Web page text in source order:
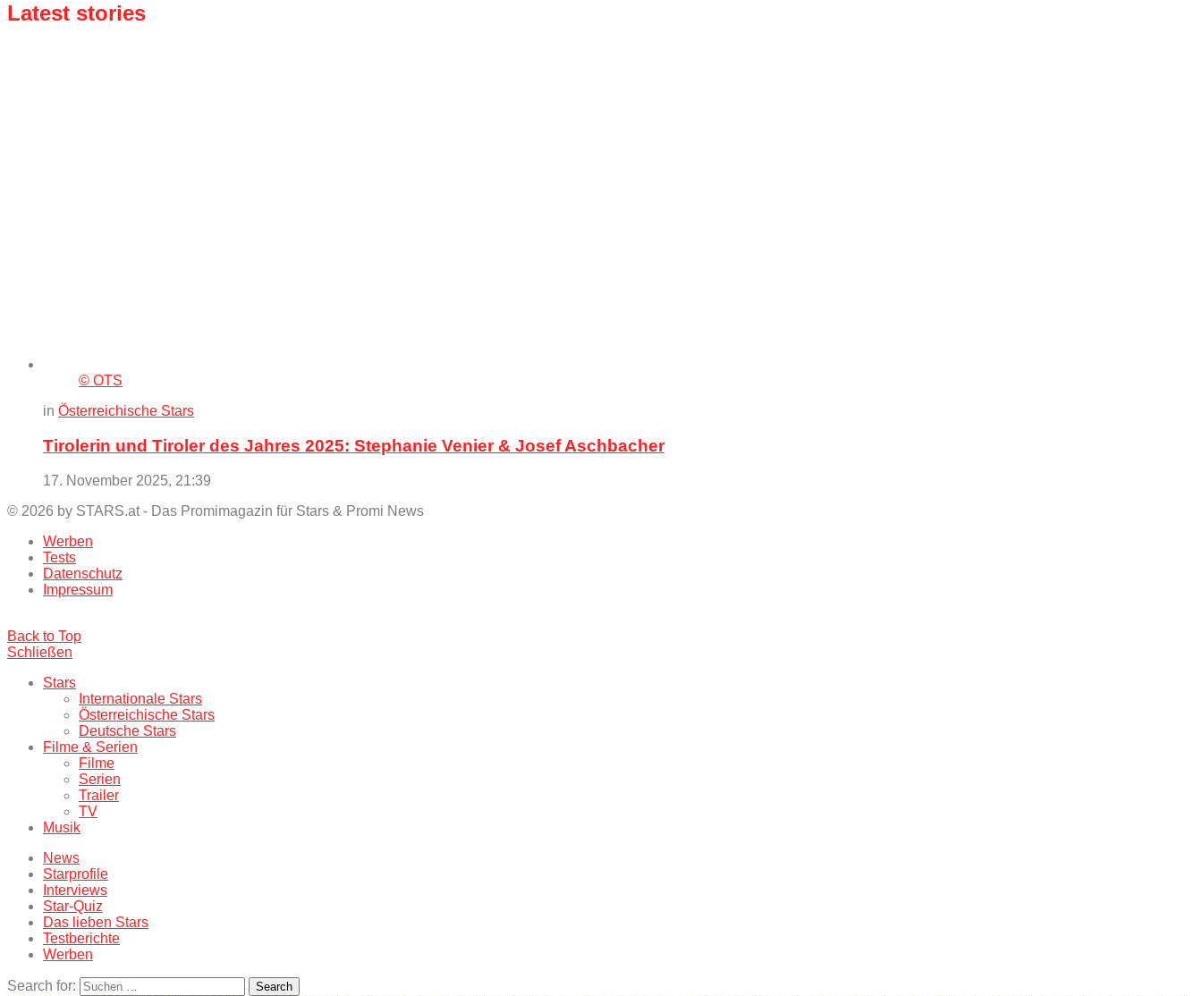
Latest stories
© OTS
in Österreichische Stars
Tirolerin und Tiroler des Jahres 2025: Stephanie Venier & Josef Aschbacher
17. November 2025, 21:39
© 2026 by STARS.at - Das Promimagazin für Stars & Promi News
Werben
Tests
Datenschutz
Impressum
Back to Top
Schließen
Stars
Internationale Stars
Österreichische Stars
Deutsche Stars
Filme & Serien
Filme
Serien
Trailer
TV
Musik
News
Starprofile
Interviews
Star-Quiz
Das lieben Stars
Testberichte
Werben
Search for: Search